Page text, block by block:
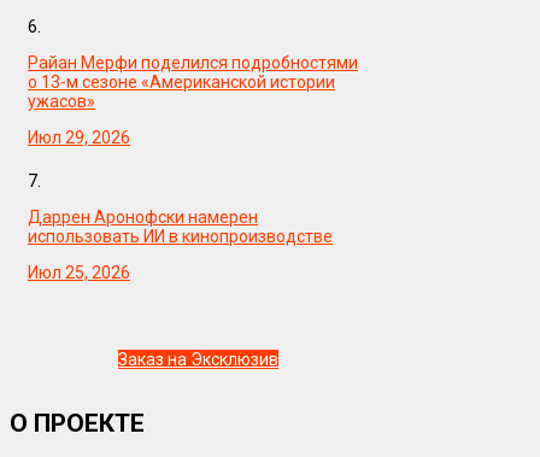
6.
Райан Мерфи поделился подробностями
о 13-м сезоне «Американской истории
ужасов»
Июл 29, 2026
7.
Даррен Аронофски намерен
использовать ИИ в кинопроизводстве
Июл 25, 2026
Заказ на Эксклюзив
О ПРОЕКТЕ